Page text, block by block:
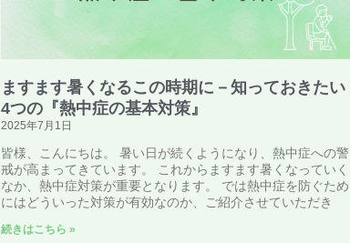
ますます暑くなるこの時期に－知っておきたい
4つの『熱中症の基本対策』
2025年7月1日
皆様、こんにちは。 暑い日が続くようになり、熱中症への警
戒が高まってきています。 これからますます暑くなっていく
なか、熱中症対策が重要となります。 では熱中症を防ぐため
にはどういった対策が有効なのか、ご紹介させていただき
続きはこちら »